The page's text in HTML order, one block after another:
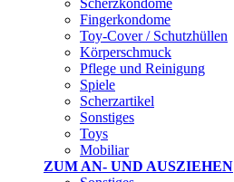
Scherzkondome
Fingerkondome
Toy-Cover / Schutzhüllen
Körperschmuck
Pflege und Reinigung
Spiele
Scherzartikel
Sonstiges
Toys
Mobiliar
ZUM AN- UND AUSZIEHEN